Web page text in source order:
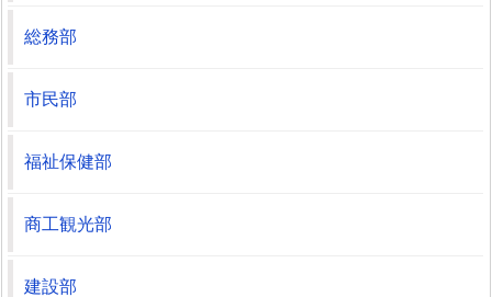
総務部
市民部
福祉保健部
商工観光部
建設部